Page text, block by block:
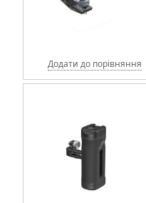
Додати до порівняння